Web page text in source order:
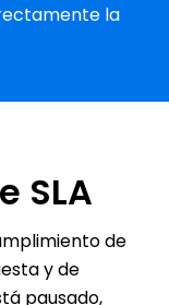
la
SLA
de
y de
pausado,